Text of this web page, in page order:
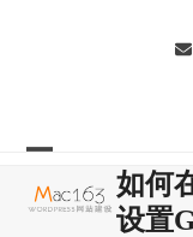
mobile
mobile
如何
设置